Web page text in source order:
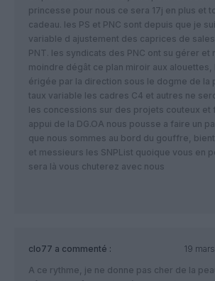
princesse pour nous ce sera 17j en plus et
cadeau. les PS et PNC sont depuis que je
variable d ajustement des caprices de
PNT. les syndicats des PNC ont su gérer et
moindre dégât ce plan miroir aux alouettes,
érigée par la direction sous le dogme de la
taux variable les cadres C4 et autres ne
les concessions sur des projets couteux et
appui de la DG.OA nous pousse a faire un
que nous sommes au bord du gouffre,
et messieurs les SNPList quoique vous en
sera là vous chuterez avec nous
clo77 a commenté :
19
A ce rythme, je ne donne pas cher de la